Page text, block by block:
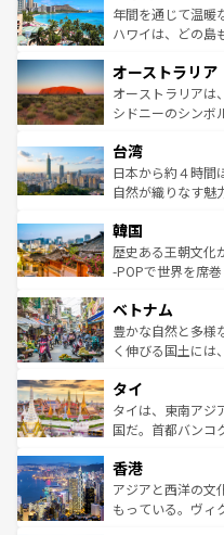
着のスイス情報は
ンメントが詰まっ
西部には大自然が
部のニューオーリ
文化が魅力。旅行
しみながら、その
ならではの贅沢な旅のスタイ
情報はコンテンツ
年間を通じて温暖
ハワイは、どの島
ワイ島は見逃せな
島だが、静かな自
おすすめ。エメラ
れるおもてなしの
人々、おいしいロ
ク、伝統的なフラ
ワイを、存分に味わってほしい
はコンテンツ一覧
オーストラリア
オーストラリアは
シドニーのシンボ
リアリーフや大陸
ク）、タスマニア
ど、見どころがた
いる。アクティビ
ビング、ハイキン
い。オーストラリ
参照してほしい。
台湾
日本から約４時間
自然が織りなす魅
ン）、静ひつな山
と山間の静けさが
驚きをもたらして
容にもいいと評判
が味わ
照してほしい。
韓国
歴史ある王朝文化
-POPで世界を席
き、地方に足を延
できる。そして、
まで、さまざまな
リティに包まれな
覧を参照してほし
ベトナム
豊かな自然と多様
く伸びる国土には
急速な発展と共に
ーチミン市のフラ
醸し出している。
とつ。フォーやバ
ひ現地で味わいた
が旅行者を迎えて
タイ
タイは、東南アジ
国だ。首都バンコ
の活気が交差して
帯で自然と触れ合
いビーチでリゾー
香港
アジアと西洋の文
もっている。ヴィ